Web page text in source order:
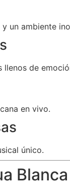
un ambiente
llenos de
en vivo.
único.
Blanca